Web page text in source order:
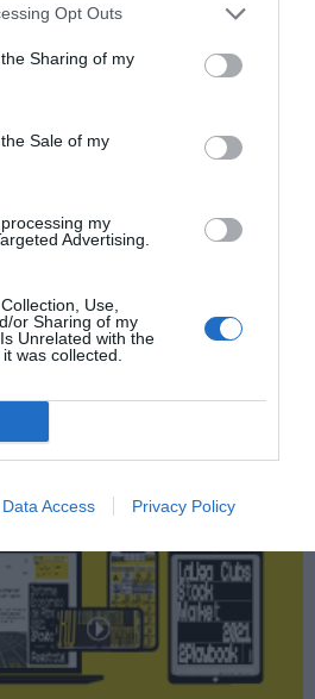
Opt Outs
Sharing of my
Sale of my
my
Advertising.
Use,
or Sharing of my
Unrelated with the
was collected.
Data Access Privacy Policy